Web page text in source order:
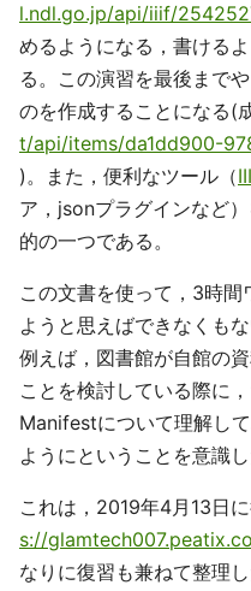
l.ndl.go.jp/api/iiif/
めるようになる，書ける
る。この演習を最後まで
のを作成することになる(
t/api/items/da1dd900-
)。また，便利なツール（
ア，jsonプラグインなど
的の一つである。
この文書を使って，3時
ようと思えばできなくも
例えば，図書館が自館の
ことを検討している際に
Manifestについて理解し
ようにということを意識し
これは，2019年4月13日
s://
なりに復習も兼ねて整理